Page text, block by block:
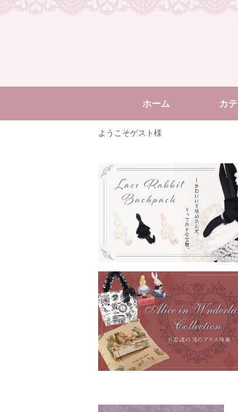
ホーム カ
ようこそゲスト様